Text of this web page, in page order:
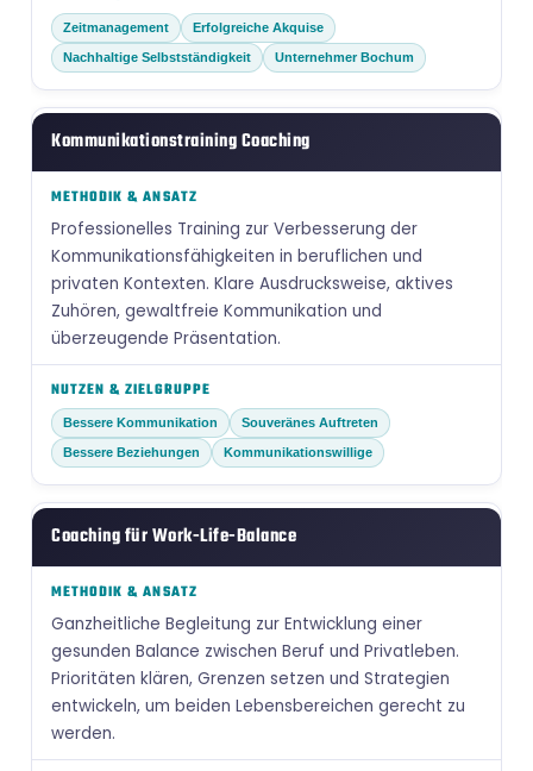
Zeitmanagement Erfolgreiche Akquise
Nachhaltige Selbstständigkeit Unternehmer Bochum
Kommunikationstraining Coaching
Professionelles Training zur Verbesserung der
Kommunikationsfähigkeiten in beruflichen und
privaten Kontexten. Klare Ausdrucksweise, aktives
Zuhören, gewaltfreie Kommunikation und
überzeugende Präsentation.
Bessere Kommunikation Souveränes Auftreten
Bessere Beziehungen Kommunikationswillige
Coaching für Work-Life-Balance
Ganzheitliche Begleitung zur Entwicklung einer
gesunden Balance zwischen Beruf und Privatleben.
Prioritäten klären, Grenzen setzen und Strategien
entwickeln, um beiden Lebensbereichen gerecht zu
werden.